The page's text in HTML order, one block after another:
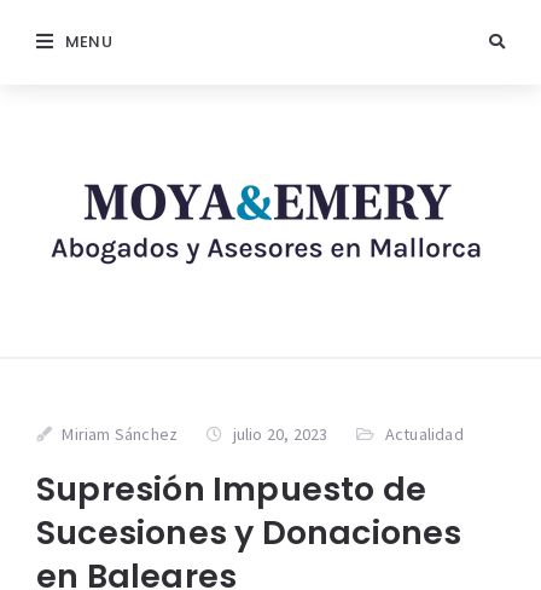
MENU
Miriam Sánchez julio 20, 2023 Actualidad
Supresión Impuesto de
Sucesiones y Donaciones
en Baleares